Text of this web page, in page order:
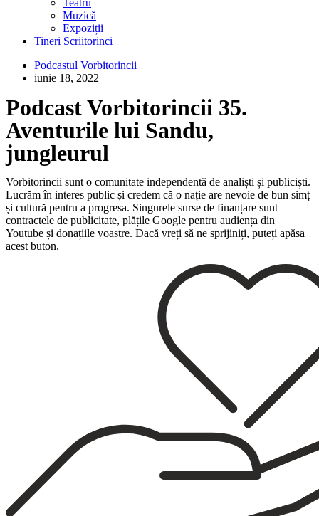
Teatru
Muzică
Expoziții
Tineri Scriitorinci
Podcastul Vorbitorincii
iunie 18, 2022
Podcast Vorbitorincii 35.
Aventurile lui Sandu,
jungleurul
Vorbitorincii sunt o comunitate independentă de analiști și publiciști.
Lucrăm în interes public și credem că o nație are nevoie de bun simț
și cultură pentru a progresa. Singurele surse de finanțare sunt
contractele de publicitate, plățile Google pentru audiența din
Youtube și donațiile voastre. Dacă vreți să ne sprijiniți, puteți apăsa
acest buton.